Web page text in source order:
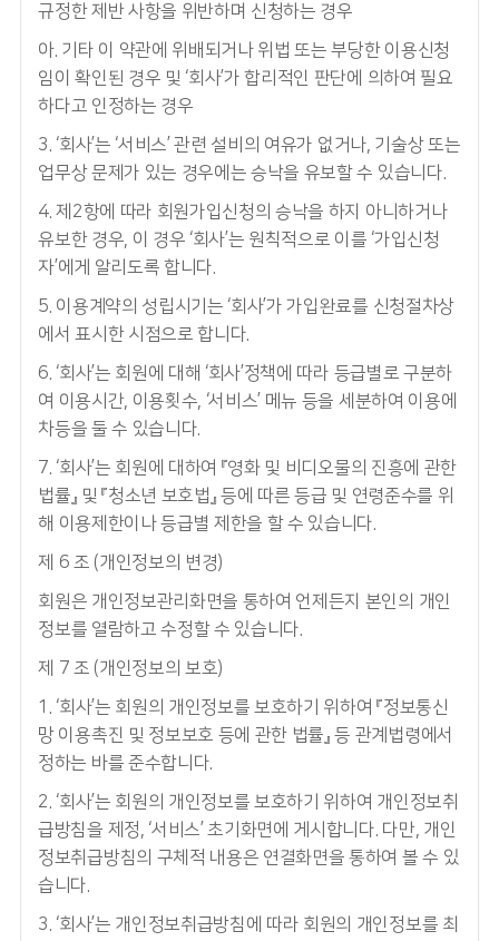
규정한 제반 사항을 위반하며 신청하는 경우
아. 기타 이 약관에 위배되거나 위법 또는 부당한 이용신청
임이 확인된 경우 및 ‘회사’가 합리적인 판단에 의하여 필요
하다고 인정하는 경우
3. ‘회사’는 ‘서비스’ 관련 설비의 여유가 없거나, 기술상 또는
업무상 문제가 있는 경우에는 승낙을 유보할 수 있습니다.
4. 제2항에 따라 회원가입신청의 승낙을 하지 아니하거나
유보한 경우, 이 경우 ‘회사’는 원칙적으로 이를 ‘가입신청
자’에게 알리도록 합니다.
5. 이용계약의 성립시기는 ‘회사’가 가입완료를 신청절차상
에서 표시한 시점으로 합니다.
6. ‘회사’는 회원에 대해 ‘회사’정책에 따라 등급별로 구분하
여 이용시간, 이용횟수, ‘서비스’ 메뉴 등을 세분하여 이용에
차등을 둘 수 있습니다.
7. ‘회사’는 회원에 대하여 『영화 및 비디오물의 진흥에 관한
법률』 및 『청소년 보호법』 등에 따른 등급 및 연령준수를 위
해 이용제한이나 등급별 제한을 할 수 있습니다.
제 6 조 (개인정보의 변경)
회원은 개인정보관리화면을 통하여 언제든지 본인의 개인
정보를 열람하고 수정할 수 있습니다.
제 7 조 (개인정보의 보호)
1. ‘회사’는 회원의 개인정보를 보호하기 위하여 『정보통신
망 이용촉진 및 정보보호 등에 관한 법률』 등 관계법령에서
정하는 바를 준수합니다.
2. ‘회사’는 회원의 개인정보를 보호하기 위하여 개인정보취
급방침을 제정, ‘서비스’ 초기화면에 게시합니다. 다만, 개인
정보취급방침의 구체적 내용은 연결화면을 통하여 볼 수 있
습니다.
3. ‘회사’는 개인정보취급방침에 따라 회원의 개인정보를 최